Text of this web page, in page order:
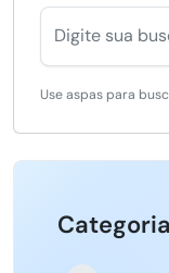
Use aspas para